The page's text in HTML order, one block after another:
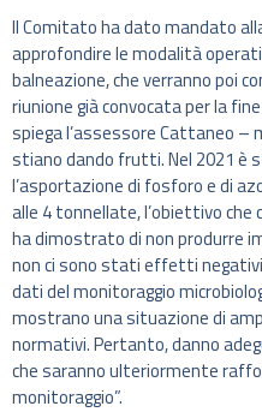
Il Comitato ha dato mandato
approfondire le modalità
balneazione, che verranno poi
riunione già convocata per la
spiega l’assessore Cattaneo
stiano dando frutti. Nel 2021 è
l’asportazione di fosforo e di
alle 4 tonnellate, l’obiettivo che
ha dimostrato di non produrre
non ci sono stati effetti negativi
dati del monitoraggio
mostrano una situazione di
normativi. Pertanto, danno
che saranno ulteriormente
monitoraggio”.